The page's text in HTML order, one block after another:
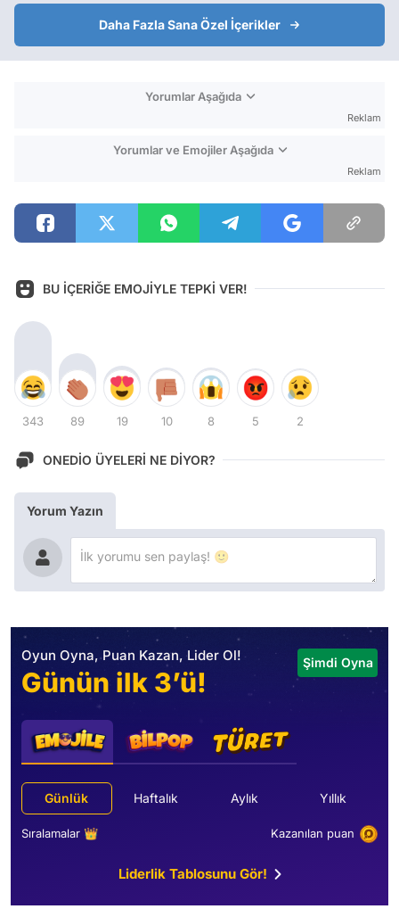
Daha Fazla Sana Özel İçerikler
Yorumlar Aşağıda
Reklam
Yorumlar ve Emojiler Aşağıda
Reklam
BU İÇERİĞE EMOJİYLE TEPKİ VER!
343 89 19 10 8 5 2
ONEDİO ÜYELERİ NE DİYOR?
Yorum Yazın
Oyun Oyna, Puan Kazan, Lider Ol!
Günün ilk 3’ü!
Şimdi Oyna
Günlük Haftalık Aylık Yıllık
Sıralamalar 👑 Kazanılan puan
Liderlik Tablosunu Gör!